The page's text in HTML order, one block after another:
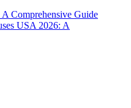
Comprehensive Guide
USA 2026: A